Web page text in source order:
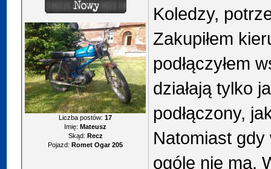
Liczba postów:17
Imię: Mateusz
Skąd: Recz
Pojazd: Romet Ogar 205
Koledzy,
Zakupiłem
podłączyłem
działają tylko
podłączony,
Natomiast gdy
ogóle nie ma.